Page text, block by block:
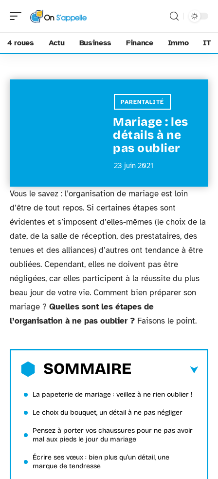
4 roues Actu Business Finance Immo IT
PARENTALITÉ
Mariage : les
détails à ne
pas oublier
23 juin 2021
Vous le savez : l’organisation de mariage est loin
d’être de tout repos. Si certaines étapes sont
évidentes et s’imposent d’elles-mêmes (le choix de la
date, de la salle de réception, des prestataires, des
tenues et des alliances) d’autres ont tendance à être
oubliées. Cependant, elles ne doivent pas être
négligées, car elles participent à la réussite du plus
beau jour de votre vie. Comment bien préparer son
mariage ? Quelles sont les étapes de
l’organisation à ne pas oublier ? Faisons le point.
SOMMAIRE
La papeterie de mariage : veillez à ne rien oublier !
Le choix du bouquet, un détail à ne pas négliger
Pensez à porter vos chaussures pour ne pas avoir
mal aux pieds le jour du mariage
Écrire ses vœux : bien plus qu’un détail, une
marque de tendresse